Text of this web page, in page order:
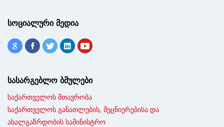
სოციალური მედია
სასარგებლო ბმულები
საქართველოს მთავრობა
საქართველოს განათლების, მეცნიერებისა და
ახალგაზრდობის სამინისტრო